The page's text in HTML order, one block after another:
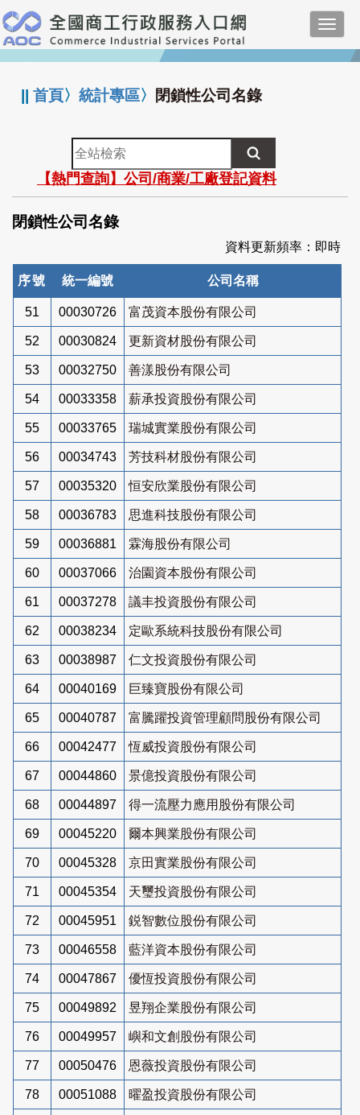
跳
到
主
要
:::
||首頁〉統計專區〉 閉鎖性公司名錄
全
站
檢
索
【熱門查詢】公司/商業/工廠登記資料
閉鎖性公司名錄
資料更新頻率：即時
序號 統一編號 公司名稱
51 00030726 富茂資本股份有限公司
52 00030824 更新資材股份有限公司
53 00032750 善漾股份有限公司
54 00033358 薪承投資股份有限公司
55 00033765 瑞城實業股份有限公司
56 00034743 芳技科材股份有限公司
57 00035320 恒安欣業股份有限公司
58 00036783 思進科技股份有限公司
59 00036881 霖海股份有限公司
60 00037066 治園資本股份有限公司
61 00037278 議丰投資股份有限公司
62 00038234 定歐系統科技股份有限公司
63 00038987 仁文投資股份有限公司
64 00040169 巨臻寶股份有限公司
65 00040787 富騰躍投資管理顧問股份有限公司
66 00042477 恆威投資股份有限公司
67 00044860 景億投資股份有限公司
68 00044897 得一流壓力應用股份有限公司
69 00045220 爾本興業股份有限公司
70 00045328 京田實業股份有限公司
71 00045354 天璽投資股份有限公司
72 00045951 鋭智數位股份有限公司
73 00046558 藍洋資本股份有限公司
74 00047867 優恆投資股份有限公司
75 00049892 昱翔企業股份有限公司
76 00049957 嶼和文創股份有限公司
77 00050476 恩薇投資股份有限公司
78 00051088 曜盈投資股份有限公司